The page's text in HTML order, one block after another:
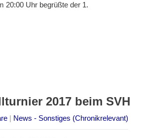
20:00 Uhr begrüßte der 1.
2017 beim SVH
| News - Sonstiges (Chronikrelevant)